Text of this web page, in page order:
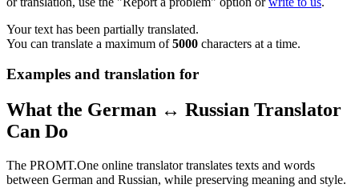
Your text has been partially translated.
You can translate a maximum of5000 characters at a time.
Examples and translation for
What the German ↔ Russian Translator
Can Do
The PROMT.One online translator translates texts and words
between German and Russian, while preserving meaning and style.